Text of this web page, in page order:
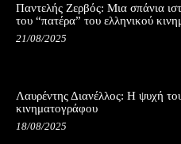
Παντελής Ζερβός: Μια σπάνια
του “πατέρα” του ελληνικού
21/08/2025
Λαυρέντης Διανέλλος: Η ψυχή
κινηματογράφου
18/08/2025